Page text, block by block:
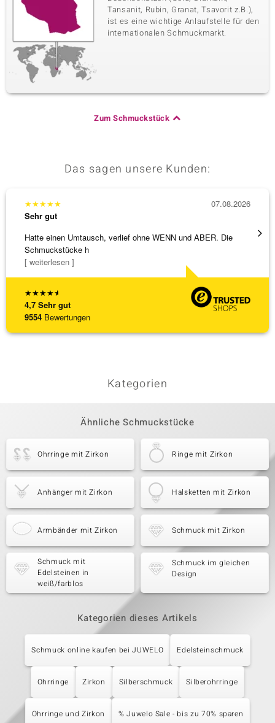
Tansanit, Rubin, Granat, Tsavorit z.B.),
ist es eine wichtige Anlaufstelle für den
internationalen Schmuckmarkt.
Zum Schmuckstück
Das sagen unsere Kunden:
★★★★★
4,7 Sehr gut
9554 Bewertungen
★★★★★
Sehr gut
Hatte einen Umtausch, verlief ohne WENN und ABER. Die
Schmuckstücke h
[ weiterlesen ]
07.08.2026
Eine
Kategorien
Ähnliche Schmuckstücke
Ohrringe mit Zirkon Ringe mit Zirkon
Anhänger mit Zirkon Halsketten mit Zirkon
Armbänder mit Zirkon Schmuck mit Zirkon
Schmuck mit
Edelsteinen in
weiß/farblos
Schmuck im gleichen
Design
Kategorien dieses Artikels
Schmuck online kaufen bei JUWELO Edelsteinschmuck
Ohrringe Zirkon Silberschmuck Silberohrringe
Ohrringe und Zirkon % Juwelo Sale - bis zu 70% sparen